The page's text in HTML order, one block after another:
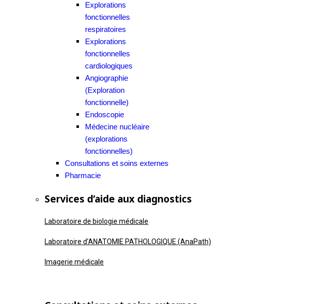
Explorations
fonctionnelles
respiratoires
Explorations
fonctionnelles
cardiologiques
Angiographie
(Exploration
fonctionnelle)
Endoscopie
Médecine nucléaire
(explorations
fonctionnelles)
Consultations et soins externes
Pharmacie
Services d’aide aux diagnostics
Laboratoire de biologie médicale
Laboratoire d’ANATOMIE PATHOLOGIQUE (AnaPath)
Imagerie médicale